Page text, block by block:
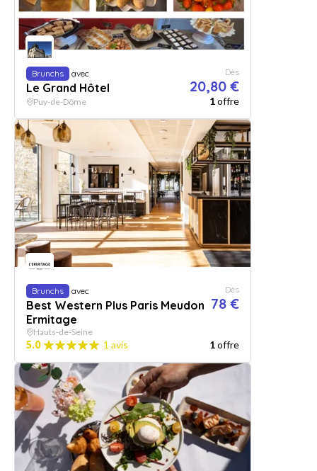
Brunchs avec
Le Grand Hôtel
Dès
20,80 €
Puy-de-Dôme 1offre
Brunchs avec
Best Western Plus Paris Meudon
Ermitage
Dès
78 €
Hauts-de-Seine
5.0 1 avis 1offre